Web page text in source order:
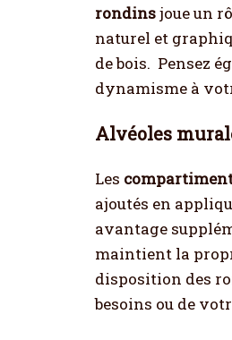
rondinsjoue un
naturel et
de bois. Pensez
dynamisme à
Alvéoles
Les
ajoutés en
avantage
maintient la
disposition des
besoins ou de